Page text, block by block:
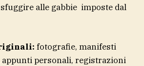
alle gabbie imposte dal
fotografie, manifesti
personali, registrazioni